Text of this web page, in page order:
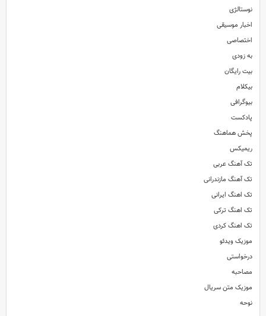
نوستالژی
اخبار موسیقی
اختصاصی
به زودی
بیت رایگان
بیکلام
بیوگرافی
پادکست
پخش هماهنگ
ریمیکس
تک آهنگ عربی
تک آهنگ مازندرانی
تک اهنگ ایرانی
تک اهنگ ترکی
تک اهنگ کردی
موزیک ویدئو
درخواستی
مصاحبه
موزیک متن سریال
نوحه